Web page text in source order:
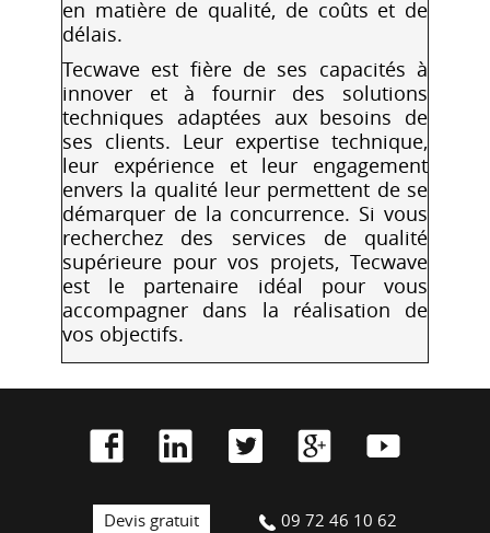
en matière de qualité, de coûts et de
délais.
Tecwave est fière de ses capacités à
innover et à fournir des solutions
techniques adaptées aux besoins de
ses clients. Leur expertise technique,
leur expérience et leur engagement
envers la qualité leur permettent de se
démarquer de la concurrence. Si vous
recherchez des services de qualité
supérieure pour vos projets, Tecwave
est le partenaire idéal pour vous
accompagner dans la réalisation de
vos objectifs.
Devis gratuit 09 72 46 10 62